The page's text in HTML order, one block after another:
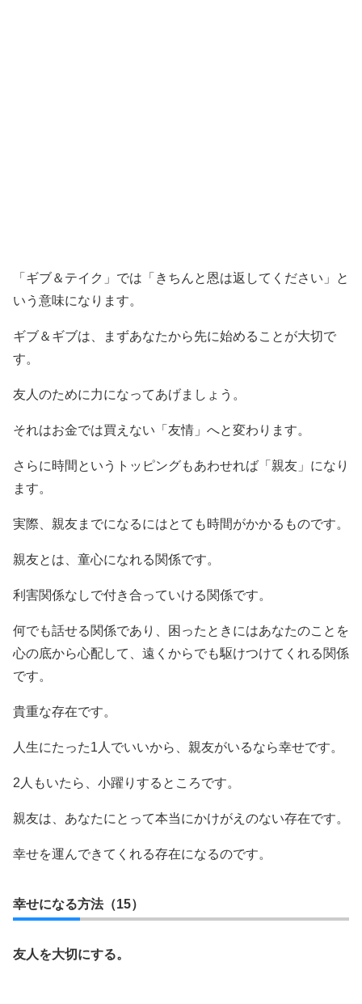
「ギブ＆テイク」では「きちんと恩は返してください」と
いう意味になります。
ギブ＆ギブは、まずあなたから先に始めることが大切で
す。
友人のために力になってあげましょう。
それはお金では買えない「友情」へと変わります。
さらに時間というトッピングもあわせれば「親友」になり
ます。
実際、親友までになるにはとても時間がかかるものです。
親友とは、童心になれる関係です。
利害関係なしで付き合っていける関係です。
何でも話せる関係であり、困ったときにはあなたのことを
心の底から心配して、遠くからでも駆けつけてくれる関係
です。
貴重な存在です。
人生にたった1人でいいから、親友がいるなら幸せです。
2人もいたら、小躍りするところです。
親友は、あなたにとって本当にかけがえのない存在です。
幸せを運んできてくれる存在になるのです。
幸せになる方法（15）
友人を大切にする。